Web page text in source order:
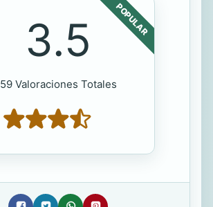
POPULAR
3.5
59 Valoraciones Totales